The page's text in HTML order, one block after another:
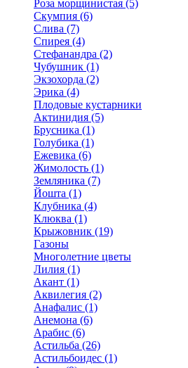
Роза морщинистая (5)
Скумпия (6)
Слива (7)
Спирея (4)
Стефанандра (2)
Чубушник (1)
Экзохорда (2)
Эрика (4)
Плодовые кустарники
Актинидия (5)
Брусника (1)
Голубика (1)
Ежевика (6)
Жимолость (1)
Земляника (7)
Йошта (1)
Клубника (4)
Клюква (1)
Крыжовник (19)
Газоны
Многолетние цветы
Лилия (1)
Акант (1)
Аквилегия (2)
Анафалис (1)
Анемона (6)
Арабис (6)
Астильба (26)
Астильбоидес (1)